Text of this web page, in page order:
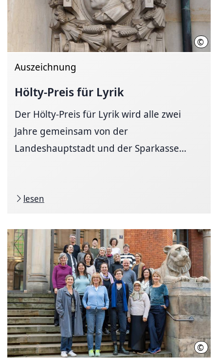
© LHH
Auszeichnung
Hölty-Preis für Lyrik
Der Hölty-Preis für Lyrik wird alle zwei
Jahre gemeinsam von der
Landeshauptstadt und der Sparkasse...
lesen
©